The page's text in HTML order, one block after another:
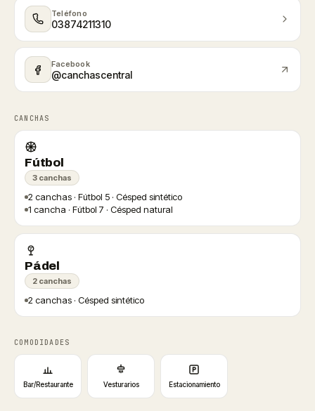
Teléfono
03874211310
Facebook
@canchascentral
CANCHAS
Fútbol
3 canchas
2 canchas · Fútbol 5 · Césped sintético
1 cancha · Fútbol 7 · Césped natural
Pádel
2 canchas
2 canchas · Césped sintético
COMODIDADES
Bar/Restaurante Vesturarios Estacionamiento